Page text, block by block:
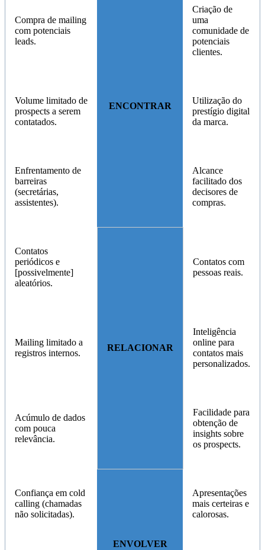
Compra de mailing
com potenciais
leads.
ENCONTRAR
Criação de
uma
comunidade de
potenciais
clientes.
Volume limitado de
prospects a serem
contatados.
Utilização do
prestígio digital
da marca.
Enfrentamento de
barreiras
(secretárias,
assistentes).
Alcance
facilitado dos
decisores de
compras.
Contatos
periódicos e
[possivelmente]
aleatórios.
RELACIONAR
Contatos com
pessoas reais.
Mailing limitado a
registros internos.
Inteligência
online para
contatos mais
personalizados.
Acúmulo de dados
com pouca
relevância.
Facilidade para
obtenção de
insights sobre
os prospects.
Confiança em cold
calling (chamadas
não solicitadas).
ENVOLVER
Apresentações
mais certeiras e
calorosas.